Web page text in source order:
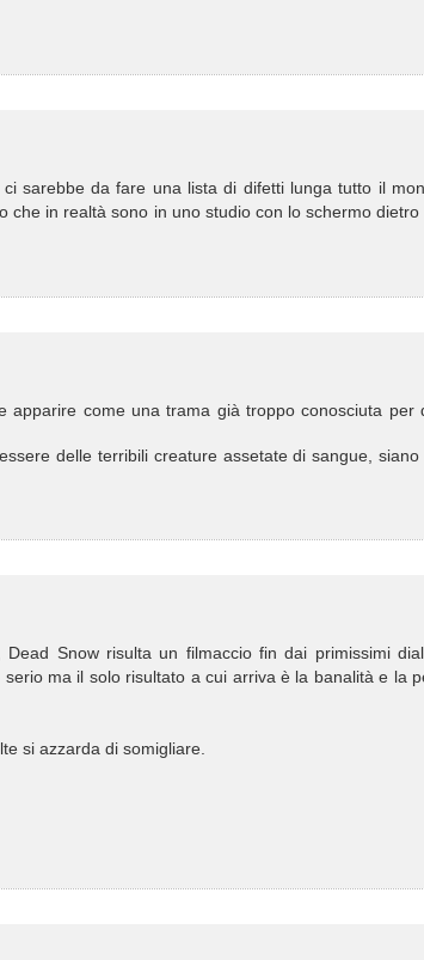
sarebbe da fare una lista di difetti lunga tutto il
in realtà sono in uno studio con lo schermo dietro
apparire come una trama già troppo conosciuta per
delle terribili creature assetate di sangue, siano
Snow risulta un filmaccio fin dai primissimi
ma il solo risultato a cui arriva è la banalità e la
si azzarda di somigliare.